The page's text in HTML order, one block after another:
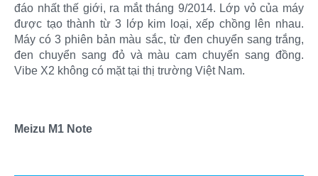
đáo nhất thế giới, ra mắt tháng 9/2014. Lớp vỏ của máy
được tạo thành từ 3 lớp kim loại, xếp chồng lên nhau.
Máy có 3 phiên bản màu sắc, từ đen chuyển sang trắng,
đen chuyển sang đỏ và màu cam chuyển sang đồng.
Vibe X2 không có mặt tại thị trường Việt Nam.
Meizu M1 Note